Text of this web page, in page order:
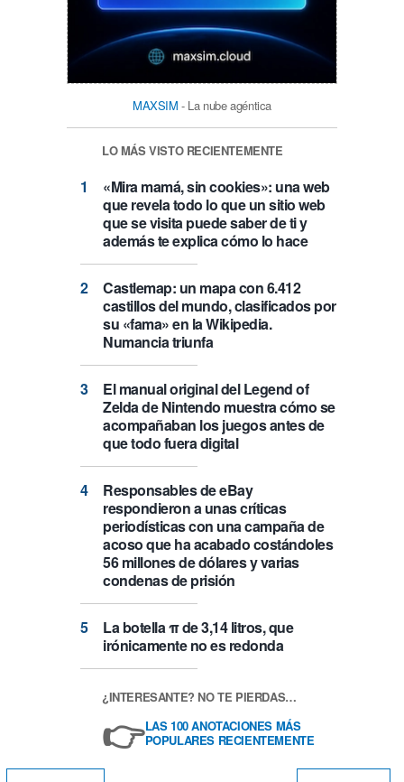
MAXSIM - La nube agéntica
LO MÁS VISTO RECIENTEMENTE
«Mira mamá, sin cookies»: una web
que revela todo lo que un sitio web
que se visita puede saber de ti y
además te explica cómo lo hace
Castlemap: un mapa con 6.412
castillos del mundo, clasificados por
su «fama» en la Wikipedia.
Numancia triunfa
El manual original del Legend of
Zelda de Nintendo muestra cómo se
acompañaban los juegos antes de
que todo fuera digital
Responsables de eBay
respondieron a unas críticas
periodísticas con una campaña de
acoso que ha acabado costándoles
56 millones de dólares y varias
condenas de prisión
La botella π de 3,14 litros, que
irónicamente no es redonda
¿INTERESANTE? NO TE PIERDAS…
👉LAS 100 ANOTACIONES MÁS
POPULARES RECIENTEMENTE